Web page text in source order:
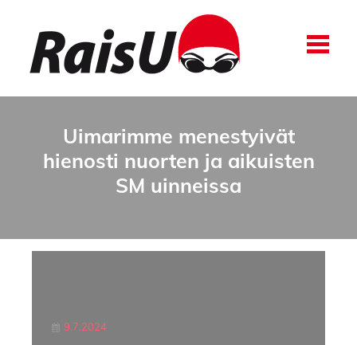
Uimarimme menestyivät
hienosti nuorten ja aikuisten
SM uinneissa
9.7.2024